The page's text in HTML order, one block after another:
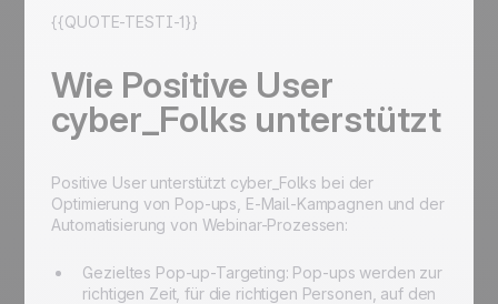
{{QUOTE-TESTI-1}}
Wie Positive User
cyber_Folks unterstützt
Positive User unterstützt cyber_Folks bei der
Optimierung von Pop-ups, E-Mail-Kampagnen und der
Automatisierung von Webinar-Prozessen:
Gezieltes Pop-up-Targeting: Pop-ups werden zur
richtigen Zeit, für die richtigen Personen, auf den